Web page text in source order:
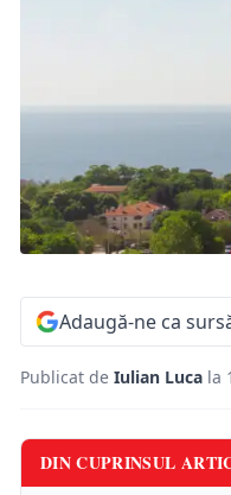
Adaugă-ne ca
Publicat de Iulian Luca la
DIN CUPRINSUL